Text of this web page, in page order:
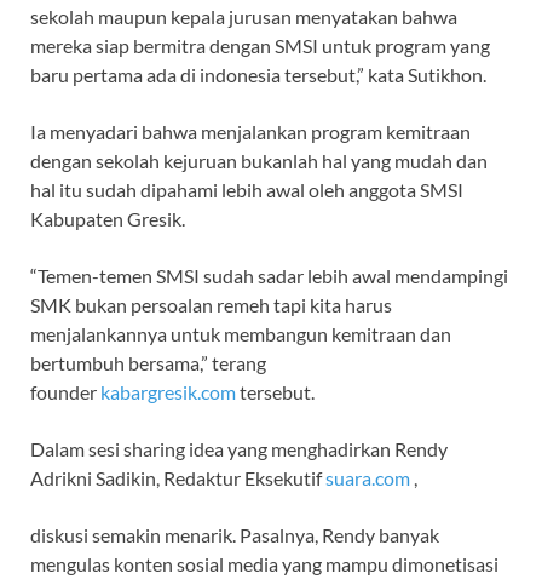
sekolah maupun kepala jurusan menyatakan bahwa
mereka siap bermitra dengan SMSI untuk program yang
baru pertama ada di indonesia tersebut,” kata Sutikhon.
Ia menyadari bahwa menjalankan program kemitraan
dengan sekolah kejuruan bukanlah hal yang mudah dan
hal itu sudah dipahami lebih awal oleh anggota SMSI
Kabupaten Gresik.
“Temen-temen SMSI sudah sadar lebih awal mendampingi
SMK bukan persoalan remeh tapi kita harus
menjalankannya untuk membangun kemitraan dan
bertumbuh bersama,” terang
founder kabargresik.comtersebut.
Dalam sesi sharing idea yang menghadirkan Rendy
Adrikni Sadikin, Redaktur Eksekutifsuara.com
diskusi semakin menarik. Pasalnya, Rendy banyak
mengulas konten sosial media yang mampu dimonetisasi